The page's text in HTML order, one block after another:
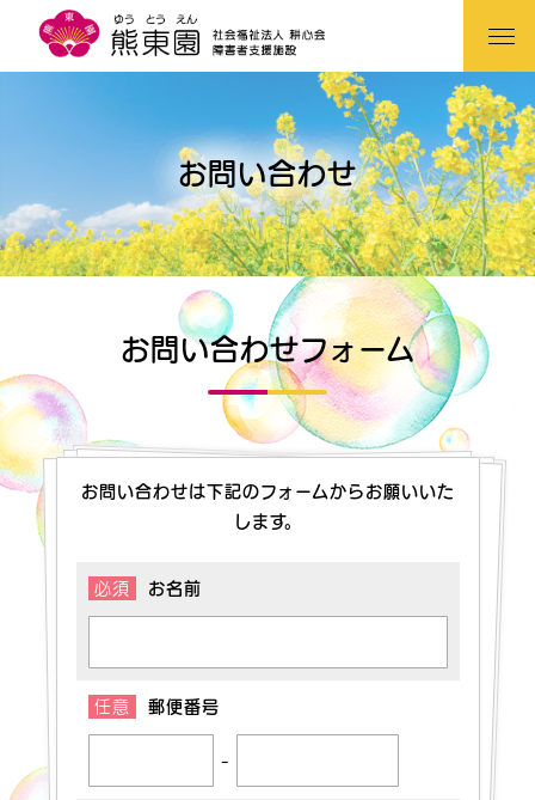
お問い合わせ
お問い合わせフォーム
お問い合わせは下記のフォームからお願いいた
します。
必須 お名前
任意 郵便番号
-